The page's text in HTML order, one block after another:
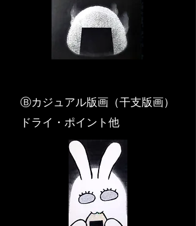
​Ⓑカジュアル版画（干支版画）
ドライ・ポイント他